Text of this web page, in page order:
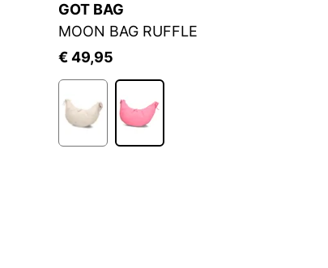
GOT BAG
MOON BAG RUFFLE
€ 49,95